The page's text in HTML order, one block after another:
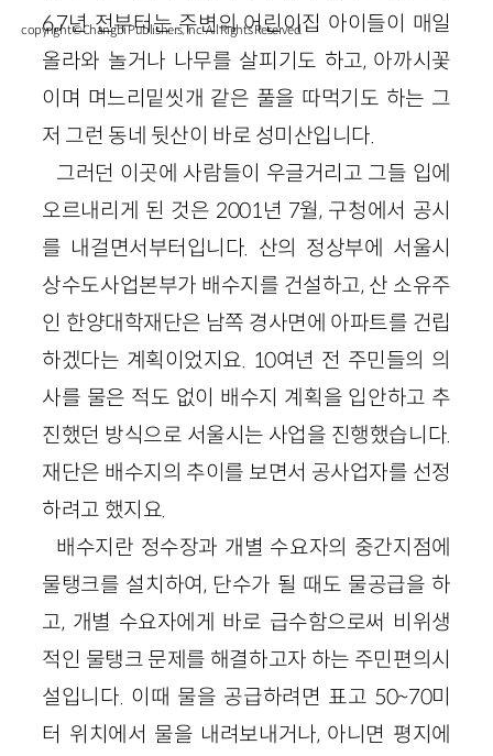
6,7년 전부터는 주변의 어린이집 아이들이 매일
올라와 놀거나 나무를 살피기도 하고, 아까시꽃
이며 며느리밑씻개 같은 풀을 따먹기도 하는 그
저 그런 동네 뒷산이 바로 성미산입니다.
그러던 이곳에 사람들이 우글거리고 그들 입에
오르내리게 된 것은 2001년 7월, 구청에서 공시
를 내걸면서부터입니다. 산의 정상부에 서울시
상수도사업본부가 배수지를 건설하고, 산 소유주
인 한양대학재단은 남쪽 경사면에 아파트를 건립
하겠다는 계획이었지요. 10여년 전 주민들의 의
사를 물은 적도 없이 배수지 계획을 입안하고 추
진했던 방식으로 서울시는 사업을 진행했습니다.
재단은 배수지의 추이를 보면서 공사업자를 선정
하려고 했지요.
배수지란 정수장과 개별 수요자의 중간지점에
물탱크를 설치하여, 단수가 될 때도 물공급을 하
고, 개별 수요자에게 바로 급수함으로써 비위생
적인 물탱크 문제를 해결하고자 하는 주민편의시
설입니다. 이때 물을 공급하려면 표고 50~70미
터 위치에서 물을 내려보내거나, 아니면 평지에
copyright © Changbi Publishers, inc. All Rights Reserved.